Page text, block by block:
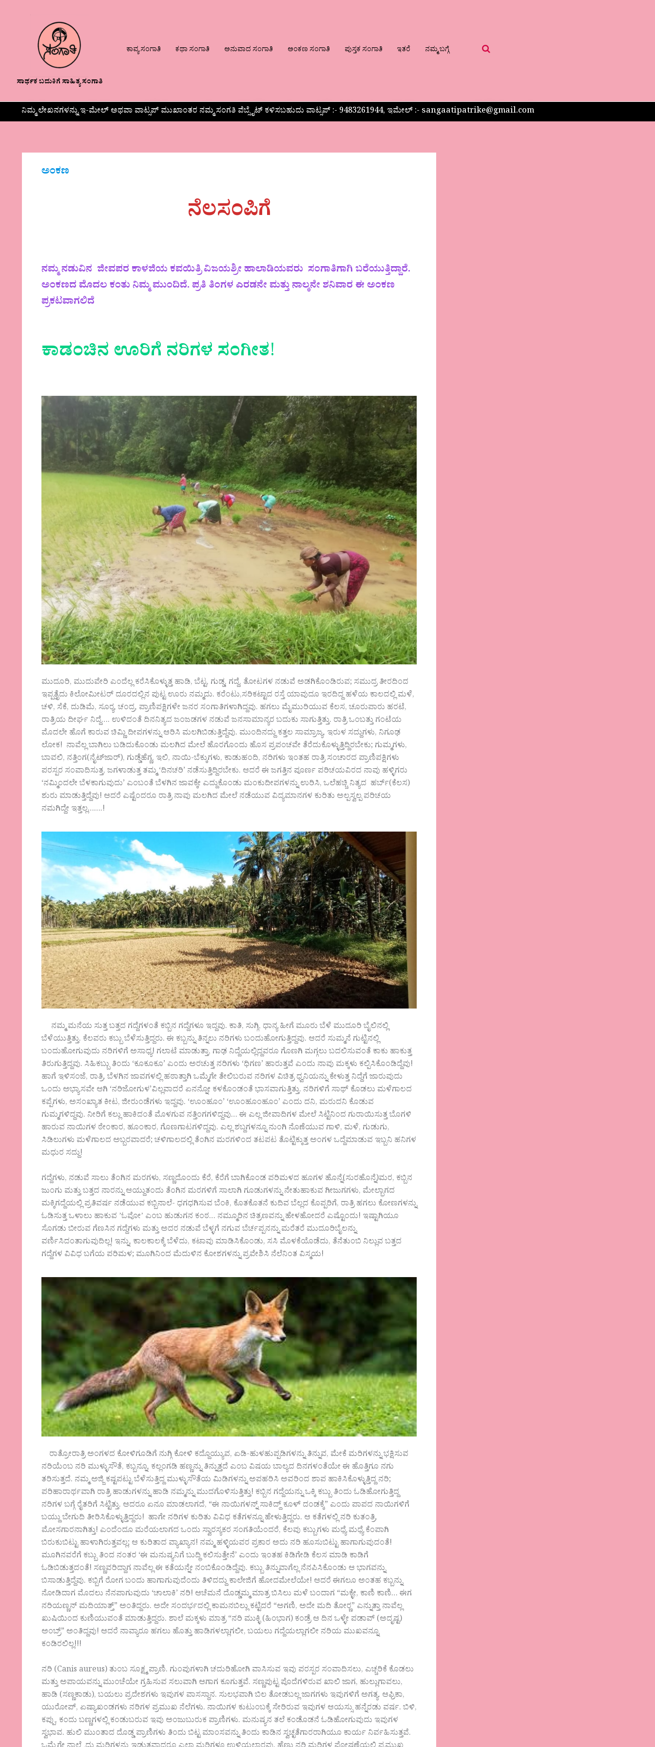
ಸಾರ್ಥಕ ಬದುಕಿಗೆ ಸಾಹಿತ್ಯ ಸಂಗಾತಿ
ಕಾವ್ಯ ಸಂಗಾತಿ ಕಥಾ ಸಂಗಾತಿ ಅನುವಾದ ಸಂಗಾತಿ ಅಂಕಣ ಸಂಗಾತಿ ಪುಸ್ತಕ ಸಂಗಾತಿ ಇತರೆ ನಮ್ಮ ಬಗ್ಗೆ
ನಿಮ್ಮ ಲೇಖನಗಳನ್ನು ಇ-ಮೇಲ್ ಅಥವಾ ವಾಟ್ಸಪ್ ಮುಖಾಂತರ ನಮ್ಮ ಸಂಗತಿ ವೆಬ್ಸೈಟ್ ಕಳಿಸಬಹುದು ವಾಟ್ಸಪ್‌ :- 9483261944, ಇಮೇಲ್ :- sangaatipatrike@gmail.com
ಅಂಕಣ
ನೆಲಸಂಪಿಗೆ
ನಮ್ಮ ನಡುವಿನ ಜೀವಪರ ಕಾಳಜಿಯ ಕವಯಿತ್ರಿ ವಿಜಯಶ್ರೀ ಹಾಲಾಡಿಯವರು ಸಂಗಾತಿಗಾಗಿ ಬರೆಯುತ್ತಿದ್ದಾರೆ.
ಅಂಕಣದ ಮೊದಲ ಕಂತು ನಿಮ್ಮ ಮುಂದಿದೆ. ಪ್ರತಿ ತಿಂಗಳ ಎರಡನೇ ಮತ್ತು ನಾಲ್ಕನೇ ಶನಿವಾರ ಈ ಅಂಕಣ
ಪ್ರಕಟವಾಗಲಿದೆ
ಕಾಡಂಚಿನ ಊರಿಗೆ ನರಿಗಳ ಸಂಗೀತ!
ಮುದೂರಿ, ಮುದುವೇರಿ ಎಂದೆಲ್ಲ ಕರೆಸಿಕೊಳ್ಳುತ್ತ ಹಾಡಿ, ಬೆಟ್ಟ, ಗುಡ್ಡ, ಗದ್ದೆ, ತೋಟಗಳ ನಡುವೆ ಅಡಗಿಕೊಂಡಿರುವ; ಸಮುದ್ರ ತೀರದಿಂದ
ಇಪ್ಪತ್ತೈದು ಕಿಲೋಮೀಟರ್ ದೂರದಲ್ಲಿನ ಪುಟ್ಟ ಊರು ನಮ್ಮದು. ಕರೆಂಟು,ಸರಿಕಟ್ಟಾದ ರಸ್ತೆ ಯಾವುದೂ ಇರದಿದ್ದ ಹಳೆಯ ಕಾಲದಲ್ಲಿ ಮಳೆ,
ಚಳಿ, ಸೆಕೆ, ದುಡಿಮೆ, ಸೂರ‍್ಯ, ಚಂದ್ರ, ಪ್ರಾಣಿಪಕ್ಷಿಗಳೇ ಜನರ ಸಂಗಾತಿಗಳಾಗಿದ್ದವು. ಹಗಲು ಮೈಮುರಿಯುವ ಕೆಲಸ, ಚೂರುಪಾರು ಹರಟೆ,
ರಾತ್ರಿಯ ದೀರ್ಘ ನಿದ್ದೆ…. ಉಳಿದಂತೆ ದಿನನಿತ್ಯದ ಜಂಜಡಗಳ ನಡುವೆ ಜನಸಾಮಾನ್ಯರ ಬದುಕು ಸಾಗುತ್ತಿತ್ತು. ರಾತ್ರಿ ಒಂಬತ್ತು ಗಂಟೆಯ
ಮೊದಲೇ ಹೊಗೆ ಕಾರುವ ಚಿಮ್ಣಿ ದೀಪಗಳನ್ನು ಆರಿಸಿ ಮಲಗಿಬಿಡುತ್ತಿದ್ದೆವು. ಮುಂದಿನದ್ದು ಕತ್ತಲ ಸಾಮ್ರಾಜ್ಯ, ಇರುಳ ಸದ್ದುಗಳು, ನಿಗೂಢ
ಲೋಕ! ನಾವೆಲ್ಲ ಬಾಗಿಲು ಬಡಿದುಕೊಂಡು ಮಲಗಿದ ಮೇಲೆ ಹೊರಗೊಂದು ಹೊಸ ಪ್ರಪಂಚವೇ ತೆರೆದುಕೊಳ್ಳುತ್ತಿದ್ದಿರಬೇಕು; ಗುಮ್ಮಗಳು,
ಬಾವಲಿ, ನತ್ತಿಂಗ(ನೈಟ್‌ಜಾರ್), ಗುಡ್ಡೆಹೆಗ್ಣ, ಇಲಿ, ನಾಯಿ-ಬೆಕ್ಕುಗಳು, ಕಾಡುಹಂದಿ, ನರಿಗಳು ಇಂತಹ ರಾತ್ರಿ ಸಂಚಾರದ ಪ್ರಾಣಿಪಕ್ಷಿಗಳು
ಪರಸ್ಪರ ಸಂವಾದಿಸುತ್ತ, ಜಗಳಾಡುತ್ತ ತಮ್ಮ ‘ದಿನಚರಿ’ ನಡೆಸುತ್ತಿದ್ದಿರಬೇಕು. ಆದರೆ ಈ ಜಗತ್ತಿನ ಪೂರ್ಣ ಪರಿಚಯವಿರದ ನಾವು ಹಳ್ಳಿಗರು
‘ನಮ್ಮಿಂದಲೇ ಬೆಳಕಾಗುವುದು’ ಎಂಬಂತೆ ಬೆಳಗಿನ ಜಾವಕ್ಕೇ ಎದ್ದುಕೊಂಡು ಮಂಕುದೀಪಗಳನ್ನು ಉರಿಸಿ, ಒಲೆಹಚ್ಚಿ ನಿತ್ಯದ ಹರ್ಬ್(ಕೆಲಸ)
ಶುರು ಮಾಡುತ್ತಿದ್ದೆವು! ಆದರೆ ಎಷ್ಟೆಂದರೂ ರಾತ್ರಿ ನಾವು ಮಲಗಿದ ಮೇಲೆ ನಡೆಯುವ ವಿದ್ಯಮಾನಗಳ ಕುರಿತು ಅಲ್ಪಸ್ವಲ್ಪ ಪರಿಚಯ
ನಮಗಿದ್ದೇ ಇತ್ತಲ್ಲ…….!
ನಮ್ಮ ಮನೆಯ ಸುತ್ತ ಬತ್ತದ ಗದ್ದೆಗಳಂತೆ ಕಬ್ಬಿನ ಗದ್ದೆಗಳೂ ಇದ್ದವು. ಕಾತಿ, ಸುಗ್ಗಿ, ಧಾನ್ಯ ಹೀಗೆ ಮೂರು ಬೆಳೆ ಮುದೂರಿ ಬೈಲಿನಲ್ಲಿ
ಬೆಳೆಯುತ್ತಿತ್ತು. ಕೆಲವರು ಕಬ್ಬು ಬೆಳೆಸುತ್ತಿದ್ದರು. ಈ ಕಬ್ಬನ್ನು ತಿನ್ನಲು ನರಿಗಳು ಬಂದುಹೋಗುತ್ತಿದ್ದವು. ಆದರೆ ಸುಮ್ಮನೆ ಗುಟ್ಟಿನಲ್ಲಿ
ಬಂದುಹೋಗುವುದು ನರಿಗಳಿಗೆ ಅಸಾಧ್ಯ! ಗಲಾಟೆ ಮಾಡುತ್ತಾ, ಗಾಢ ನಿದ್ದೆಯಲ್ಲಿದ್ದವರೂ ಗೊಣಗಿ ಮಗ್ಗಲು ಬದಲಿಸುವಂತೆ ಕಾಕು ಹಾಕುತ್ತ
ತಿರುಗುತ್ತಿದ್ದವು. ಸಿಹಿಕಬ್ಬು ತಿಂದು ‘ಕೂಕೂಕೂ’ ಎಂದು ಅರಚುತ್ತ ನರಿಗಳು ‘ಧಿಗಣ’ ಹಾರುತ್ತವೆ ಎಂದು ನಾವು ಮಕ್ಕಳು ಕಲ್ಪಿಸಿಕೊಂಡಿದ್ದೆವು!
ಹಾಗೆ ಇಳಿಸಂಜೆ, ರಾತ್ರಿ, ಬೆಳಗಿನ ಜಾವಗಳಲ್ಲಿ ಹಠಾತ್ತಾಗಿ ಒಮ್ಮೆಗೇ ತೇಲಿಬರುವ ನರಿಗಳ ವಿಚಿತ್ರ ಧ್ವನಿಯನ್ನು ಕೇಳುತ್ತ ನಿದ್ದೆಗೆ ಜಾರುವುದು
ಒಂದು ಅಭ್ಯಾಸವೇ ಆಗಿ ‘ನರಿಜೋಗುಳ’ವಿಲ್ಲವಾದರೆ ಏನನ್ನೋ ಕಳಕೊಂಡಂತೆ ಭಾಸವಾಗುತ್ತಿತ್ತು. ನರಿಗಳಿಗೆ ಸಾಥ್ ಕೊಡಲು ಮಳೆಗಾಲದ
ಕಪ್ಪೆಗಳು, ಅಸಂಖ್ಯಾತ ಕೀಟ, ಜೀರುಂಡೆಗಳು ಇದ್ದವು. ‘ಊಂಹೂಂ’ ‘ಊಂಹೂಂಹೂಂ’ ಎಂದು ದನಿ, ಮರುದನಿ ಕೊಡುವ
ಗುಮ್ಮಗಳಿದ್ದವು. ನೀರಿಗೆ ಕಲ್ಲು ಹಾಕಿದಂತೆ ಮೊಳಗುವ ನತ್ತಿಂಗಗಳಿದ್ದವು… ಈ ಎಲ್ಲ ಜೀವಾದಿಗಳ ಮೇಲೆ ಸಿಟ್ಟಿನಿಂದ ಗುರಾಯಿಸುತ್ತ ಬೊಗಳಿ
ಹಾರುವ ನಾಯಿಗಳ ಠೇಂಕಾರ, ಹೂಂಕಾರ, ಗೊಣಗಾಟಗಳಿದ್ದವು. ಎಲ್ಲ ಶಬ್ದಗಳನ್ನೂ ನುಂಗಿ ನೊಣೆಯುವ ಗಾಳಿ, ಮಳೆ, ಗುಡುಗು,
ಸಿಡಿಲುಗಳು ಮಳೆಗಾಲದ ಅಬ್ಬರವಾದರೆ; ಚಳಿಗಾಲದಲ್ಲಿ ತೆಂಗಿನ ಮರಗಳಿಂದ ತಟಪಟ ತೊಟ್ಟಿಕ್ಕುತ್ತ ಅಂಗಳ ಒದ್ದೆಮಾಡುವ ಇಬ್ಬನಿ ಹನಿಗಳ
ಮಧುರ ಸದ್ದು!
ಗದ್ದೆಗಳು, ನಡುವೆ ಸಾಲು ತೆಂಗಿನ ಮರಗಳು, ಸಣ್ಣದೊಂದು ಕೆರೆ, ಕೆರೆಗೆ ಬಾಗಿಕೊಂಡ ಪರಿಮಳದ ಹೂಗಳ ಹೊನ್ನೆ(ಸುರಹೊನ್ನೆ)ಮರ, ಕಬ್ಬಿನ
ಜುಂಗು ಮತ್ತು ಬತ್ತದ ನಾರನ್ನು ಆಯ್ದುತಂದು ತೆಂಗಿನ ಮರಗಳಿಗೆ ಸಾಲಾಗಿ ಗೂಡುಗಳನ್ನು ನೇತುಹಾಕುವ ಗೀಜುಗಗಳು, ಮೇಲ್ಭಾಗದ
ಮಕ್ಕಿಗದ್ದೆಯಲ್ಲಿ ಪ್ರತಿವರ್ಷ ನಡೆಯುವ ಕಬ್ಬಿನಾಲೆ- ಧಗಧಗಿಸುವ ಬೆಂಕಿ, ಕೊತಕೊತನೆ ಕುದಿವ ಬೆಲ್ಲದ ಕೊಪ್ಪರಿಗೆ, ರಾತ್ರಿ ಹಗಲು ಕೋಣಗಳನ್ನು
ಓಡಿಸುತ್ತ ಒಳಾಲು ಹಾಕುವ ʼಓವೋʼ ಎಂಬ ಹುಡುಗನ ಕಂಠ… ನಮ್ಮೂರಿನ ಚಿತ್ರಣವನ್ನು ಹೇಳಹೋದರೆ ಎಷ್ಟೊಂದು! ಇಷ್ಟಾಗಿಯೂ
ಸೊಗಡು ಬೀರುವ ಗೆಣಸಿನ ಗದ್ದೆಗಳು ಮತ್ತು ಅದರ ನಡುವೆ ಬೆಳ್ಳಗೆ ನಗುವ ಬೆರ್ಚಪ್ಪನನ್ನು ಮರೆತರೆ ಮುದೂರಿಬೈಲನ್ನು
ವರ್ಣಿಸಿದಂತಾಗುವುದಿಲ್ಲ! ಇನ್ನು, ಕಾಲಕಾಲಕ್ಕೆ ಬೆಳೆದು, ಕಟಾವು ಮಾಡಿಸಿಕೊಂಡು, ಸಸಿ ಮೊಳಕೆಯೊಡೆದು, ತೆನೆತುಂಬಿ ನಿಲ್ಲುವ ಬತ್ತದ
ಗದ್ದೆಗಳ ವಿವಿಧ ಬಗೆಯ ಪರಿಮಳ; ಮೂಗಿನಿಂದ ಮೆದುಳಿನ ಕೋಶಗಳನ್ನು ಪ್ರವೇಶಿಸಿ ನೆಲೆನಿಂತ ವಿಸ್ಮಯ!
ರಾತ್ರೋರಾತ್ರಿ ಅಂಗಳದ ಕೋಳಿಗೂಡಿಗೆ ನುಗ್ಗಿ ಕೋಳಿ ಕದ್ದೊಯ್ಯುವ, ಏಡಿ-ಹುಳಹುಪ್ಪಡಿಗಳನ್ನು ತಿನ್ನುವ, ಮೇಕೆ ಮರಿಗಳನ್ನು ಭಕ್ಷಿಸುವ
ನರಿಯೆಂಬ ನರಿ ಮುಳ್ಳುಸೌತೆ, ಕಬ್ಬನ್ನೂ, ಕಲ್ಲಂಗಡಿ ಹಣ್ಣನ್ನು ತಿನ್ನುತ್ತದೆ ಎಂಬ ವಿಷಯ ಬಾಲ್ಯದ ದಿನಗಳಂತೆಯೇ ಈ ಹೊತ್ತಿಗೂ ನಗು
ತರಿಸುತ್ತದೆ. ನಮ್ಮ ಅಜ್ಜಿ ಕಷ್ಟಪಟ್ಟು ಬೆಳೆಸುತ್ತಿದ್ದ ಮುಳ್ಳುಸೌತೆಯ ಮಿಡಿಗಳನ್ನು ಅಪಹರಿಸಿ ಅವರಿಂದ ಶಾಪ ಹಾಕಿಸಿಕೊಳ್ಳುತ್ತಿದ್ದ ನರಿ;
ಪರಿಹಾರಾರ್ಥವಾಗಿ ರಾತ್ರಿ ಹಾಡುಗಳನ್ನು ಹಾಡಿ ನಮ್ಮನ್ನು ಮುದಗೊಳಿಸುತ್ತಿತ್ತು! ಕಬ್ಬಿನ ಗದ್ದೆಯನ್ನು ಒಕ್ಕಿ ಕಬ್ಬು ತಿಂದು ಓಡಿಹೋಗುತ್ತಿದ್ದ
ನರಿಗಳ ಬಗ್ಗೆ ರೈತರಿಗೆ ಸಿಟ್ಟಿತ್ತು. ಆದರೂ ಏನೂ ಮಾಡಲಾಗದೆ, “ಈ ನಾಯಿಗಳನ್ನ್ ಸಾಕಿದ್ದ್ ಕೂಳ್ ದಂಡಕ್ಕೆ” ಎಂದು ಪಾಪದ ನಾಯಿಗಳಿಗೆ
ಬಯ್ದು ಬೇಗುದಿ ತೀರಿಸಿಕೊಳ್ಳುತ್ತಿದ್ದರು! ಹಾಗೇ ನರಿಗಳ ಕುರಿತು ವಿವಿಧ ಕತೆಗಳನ್ನೂ ಹೇಳುತ್ತಿದ್ದರು. ಆ ಕತೆಗಳಲ್ಲಿ ನರಿ ಕುತಂತ್ರಿ,
ಮೋಸಗಾರನಾಗಿತ್ತು! ಎಂದೆಂದೂ ಮರೆಯಲಾಗದ ಒಂದು ಸ್ವಾರಸ್ಯಕರ ಸಂಗತಿಯೆಂದರೆ, ಕೆಲವು ಕಬ್ಬುಗಳು ಮಧ್ಯೆ ಮಧ್ಯೆ ಕೆಂಪಾಗಿ
ಬಿರುಕುಬಿಟ್ಟು ಹಾಳಾಗಿರುತ್ತವಲ್ಲ; ಆ ಕುರಿತಾದ ವ್ಯಾಖ್ಯಾನ! ನಮ್ಮ ಹಳ್ಳಿಯವರ ಪ್ರಕಾರ ಅದು ನರಿ ಹೂಸುಬಿಟ್ಟು ಹಾಗಾಗುವುದಂತೆ!
ಮೂಗಿನವರೆಗೆ ಕಬ್ಬು ತಿಂದ ನಂತರ ‘ಈ ಮನುಷ್ಯನಿಗೆ ಬುದ್ಧಿ ಕಲಿಸುತ್ತೇನೆ’ ಎಂದು ಇಂತಹ ಕಿಡಿಗೇಡಿ ಕೆಲಸ ಮಾಡಿ ಕಾಡಿಗೆ
ಓಡಿಬಿಡುತ್ತದಂತೆ! ಸಣ್ಣವರಿದ್ದಾಗ ನಾವೆಲ್ಲ ಈ ಕತೆಯನ್ನೇ ನಂಬಿಕೊಂಡಿದ್ದೆವು. ಕಬ್ಬು ತಿನ್ನುವಾಗೆಲ್ಲ ನೆನಪಿಸಿಕೊಂಡು ಆ ಭಾಗವನ್ನು
ಬಿಸಾಡುತ್ತಿದ್ದೆವು. ಕಬ್ಬಿಗೆ ರೋಗ ಬಂದು ಹಾಗಾಗುವುದೆಂದು ತಿಳಿದದ್ದು ಕಾಲೇಜಿಗೆ ಹೋದಮೇಲೆಯೇ! ಆದರೆ ಈಗಲೂ ಅಂತಹ ಕಬ್ಬನ್ನು
ನೋಡಿದಾಗ ಮೊದಲು ನೆನಪಾಗುವುದು ‘ಚಾಲಾಕಿ’ ನರಿ! ಆಚೆಮನೆ ದೊಡ್ಡಮ್ಮ ಮಾತ್ರ ಬಿಸಿಲು ಮಳೆ ಬಂದಾಗ “ಮಕ್ಳೇ, ಕಾಣಿ ಕಾಣಿ… ಈಗ
ನರಿಯಣ್ಣನ್ ಮದಿಯಾತ್ತ್” ಅಂತಿದ್ದರು. ಅದೇ ಸಂದರ್ಭದಲ್ಲಿ ಕಾಮನಬಿಲ್ಲು ಕಟ್ಟಿದರೆ “ಅಗಣಿ, ಅದೇ ಮದಿ ತೋರ‍್ಣ” ಎನ್ನುತ್ತಾ ನಾವೆಲ್ಲ
ಖುಷಿಯಿಂದ ಕುಣಿಯುವಂತೆ ಮಾಡುತ್ತಿದ್ದರು. ಶಾಲೆ ಮಕ್ಕಳು ಮಾತ್ರ “ನರಿ ಮುಕ್ಳಿ (ಹಿಂಭಾಗ) ಕಂಡ್ರೆ ಆ ದಿನ ಒಳ್ಳೇ ಪಡಾವ್ (ಅದೃಷ್ಟ)
ಅಂಬ್ರ್” ಅಂತಿದ್ದವು! ಆದರೆ ನಾವ್ಯಾರೂ ಹಗಲು ಹೊತ್ತು ಹಾಡಿಗಳಲ್ಲಾಗಲೀ, ಬಯಲು ಗದ್ದೆಯಲ್ಲಾಗಲೀ ನರಿಯ ಮುಖವನ್ನೂ
ಕಂಡಿರಲಿಲ್ಲ!!!
ನರಿ (Canis aureus) ತುಂಬ ಸೂಕ್ಷ್ಮ ಪ್ರಾಣಿ. ಗುಂಪುಗಳಾಗಿ ಚದುರಿಹೋಗಿ ವಾಸಿಸುವ ಇವು ಪರಸ್ಪರ ಸಂವಾದಿಸಲು, ಎಚ್ಚರಿಕೆ ಕೊಡಲು
ಮತ್ತು ಅಪಾಯವನ್ನು ಮುಂಚೆಯೇ ಗ್ರಹಿಸುವ ಸಲುವಾಗಿ ಆಗಾಗ ಕೂಗುತ್ತವೆ. ಸಣ್ಣಪುಟ್ಟ ಪೊದೆಗಳಿರುವ ಖಾಲಿ ಜಾಗ, ಹುಲ್ಲುಗಾವಲು,
ಹಾಡಿ (ಸಣ್ಣಕಾಡು), ಬಯಲು ಪ್ರದೇಶಗಳು ಇವುಗಳ ವಾಸಸ್ಥಾನ. ಸುಲಭವಾಗಿ ಬಿಲ ತೋಡಬಲ್ಲ ಜಾಗಗಳು ಇವುಗಳಿಗೆ ಅಗತ್ಯ. ಆಫ್ರಿಕಾ,
ಯುರೋಪ್, ಏಷ್ಯಾಖಂಡಗಳು ನರಿಗಳ ಪ್ರಮುಖ ನೆಲೆಗಳು. ನಾಯಿಗಳ ಕುಟುಂಬಕ್ಕೆ ಸೇರಿರುವ ಇವುಗಳ ಆಯಸ್ಸು ಹನ್ನೆರಡು ವರ್ಷ. ಬಿಳಿ,
ಕಪ್ಪು, ಕಂದು ಬಣ್ಣಗಳಲ್ಲಿ ಕಂಡುಬರುವ ಇವು ಅಂಜುಬುರುಕ ಪ್ರಾಣಿಗಳು. ಮನುಷ್ಯನ ತಲೆ ಕಂಡೊಡನೆ ಓಡಿಹೋಗುವುದು ಇವುಗಳ
ಸ್ವಭಾವ. ಹುಲಿ ಮುಂತಾದ ದೊಡ್ಡ ಪ್ರಾಣಿಗಳು ತಿಂದು ಬಿಟ್ಟ ಮಾಂಸವನ್ನು ತಿಂದು ಕಾಡಿನ ಸ್ವಚ್ಛತೆಗಾರರಾಗಿಯೂ ಕಾರ್ಯ ನಿರ್ವಹಿಸುತ್ತವೆ.